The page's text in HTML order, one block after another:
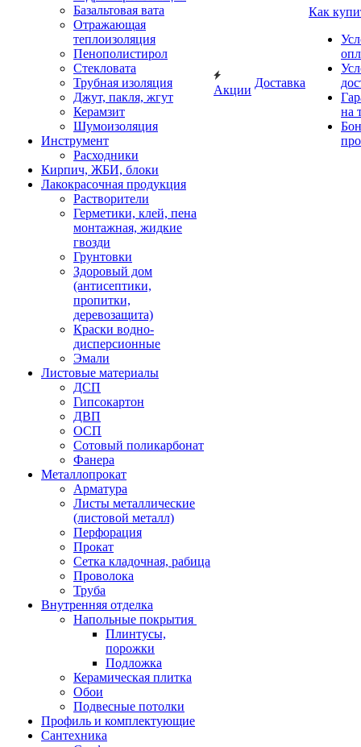
Базальтовая вата
Отражающая
теплоизоляция
Пенополистирол
Стекловата
Трубная изоляция
Джут, пакля, жгут
Керамзит
Шумоизоляция
Инструмент
Расходники
Кирпич, ЖБИ, блоки
Лакокрасочная продукция
Растворители
Герметики, клей, пена
монтажная, жидкие
гвозди
Грунтовки
Здоровый дом
(антисептики,
пропитки,
деревозащита)
Краски водно-
дисперсионные
Эмали
Листовые материалы
ДСП
Гипсокартон
ДВП
ОСП
Сотовый поликарбонат
Фанера
Металлопрокат
Арматура
Листы металлические
(листовой металл)
Перфорация
Прокат
Сетка кладочная, рабица
Проволока
Труба
Внутренняя отделка
Напольные покрытия
Плинтусы,
порожки
Подложка
Керамическая плитка
Обои
Подвесные потолки
Профиль и комплектующие
Сантехника
Акции
Доставка
Как
на